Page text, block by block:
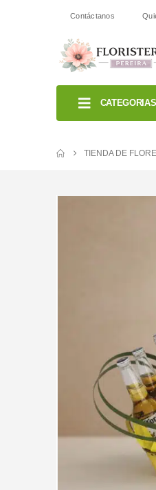
Contáctanos
CATEGORIAS
TIENDA DE